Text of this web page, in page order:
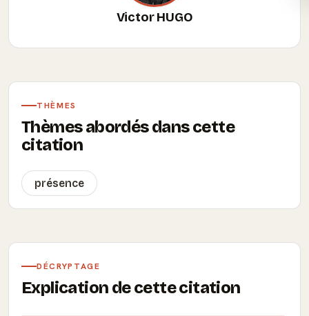
Victor HUGO
THÈMES
Thèmes abordés dans cette
citation
présence
DÉCRYPTAGE
Explication de cette citation